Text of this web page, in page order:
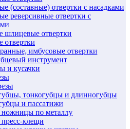
(составные) отвертки с насадками
реверсивные отвертки с
шлицевые отвертки
отвертки
имбусовые отвертки
инструмент
и кусачки
тонкогубцы и длинногубцы
и пассатижи
по металлу
клещи